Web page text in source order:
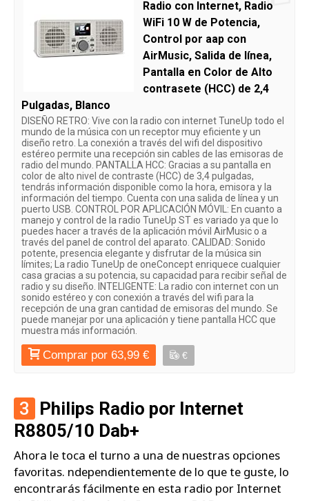
Radio con Internet, Radio
WiFi 10 W de Potencia,
Control por aap con
AirMusic, Salida de línea,
Pantalla en Color de Alto
contrasete (HCC) de 2,4
Pulgadas, Blanco
DISEÑO RETRO: Vive con la radio con internet TuneUp todo el
mundo de la música con un receptor muy eficiente y un
diseño retro. La conexión a través del wifi del dispositivo
estéreo permite una recepción sin cables de las emisoras de
radio del mundo. PANTALLA HCC: Gracias a su pantalla en
color de alto nivel de contraste (HCC) de 3,4 pulgadas,
tendrás información disponible como la hora, emisora y la
información del tiempo. Cuenta con una salida de línea y un
puerto USB. CONTROL POR APLICACIÓN MÓVIL: En cuanto a
manejo y control de la radio TuneUp ST es variado ya que lo
puedes hacer a través de la aplicación móvil AirMusic o a
través del panel de control del aparato. CALIDAD: Sonido
potente, presencia elegante y disfrutar de la música sin
límites; La radio TuneUp de oneConcept enriquece cualquier
casa gracias a su potencia, su capacidad para recibir señal de
radio y su diseño. INTELIGENTE: La radio con internet con un
sonido estéreo y con conexión a través del wifi para la
recepción de una gran cantidad de emisoras del mundo. Se
puede manejar por una aplicación y tiene pantalla HCC que
muestra más información.
Comprar por 63,99 € €
3 Philips Radio por Internet
R8805/10 Dab+
Ahora le toca el turno a una de nuestras opciones
favoritas. ndependientemente de lo que te guste, lo
encontrarás fácilmente en esta radio por Internet